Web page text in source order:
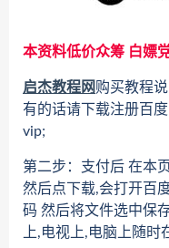
本资料低价众筹 白嫖
启杰教程网购买教程
有的话请下载注册百
vip;
第二步：支付后 在本
然后点下载,会打开百
码 然后将文件选中保
上,电视上,电脑上随时